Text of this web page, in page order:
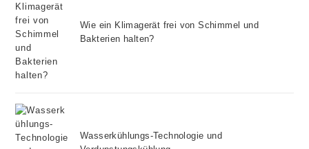
Wie ein Klimagerät frei von Schimmel und
Bakterien halten?
Wasserkühlungs-Technologie und